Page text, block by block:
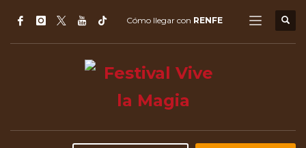
Cómo llegar con RENFE